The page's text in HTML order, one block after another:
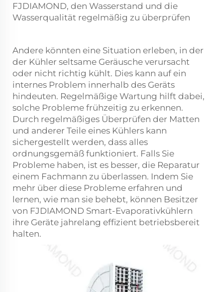
FJDIAMOND, den Wasserstand und die
Wasserqualität regelmäßig zu überprüfen
Andere könnten eine Situation erleben, in der
der Kühler seltsame Geräusche verursacht
oder nicht richtig kühlt. Dies kann auf ein
internes Problem innerhalb des Geräts
hindeuten. Regelmäßige Wartung hilft dabei,
solche Probleme frühzeitig zu erkennen.
Durch regelmäßiges Überprüfen der Matten
und anderer Teile eines Kühlers kann
sichergestellt werden, dass alles
ordnungsgemäß funktioniert. Falls Sie
Probleme haben, ist es besser, die Reparatur
einem Fachmann zu überlassen. Indem Sie
mehr über diese Probleme erfahren und
lernen, wie man sie behebt, können Besitzer
von FJDIAMOND Smart-Evaporativkühlern
ihre Geräte jahrelang effizient betriebsbereit
halten.